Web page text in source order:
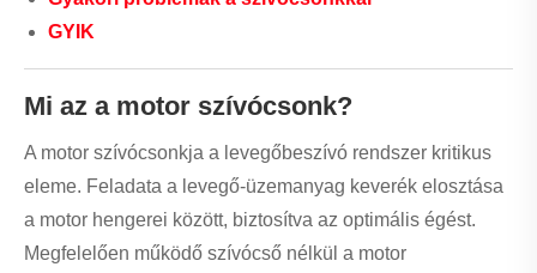
GYIK
Mi az a motor szívócsonk?
A motor szívócsonkja a levegőbeszívó rendszer kritikus
eleme. Feladata a levegő-üzemanyag keverék elosztása
a motor hengerei között, biztosítva az optimális égést.
Megfelelően működő szívócső nélkül a motor